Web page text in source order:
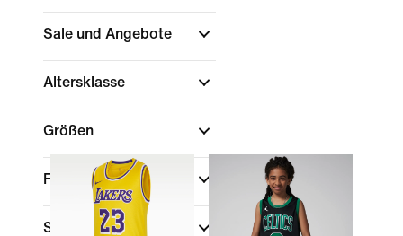
Sale und Angebote
Altersklasse
Größen
Farbe
Sport